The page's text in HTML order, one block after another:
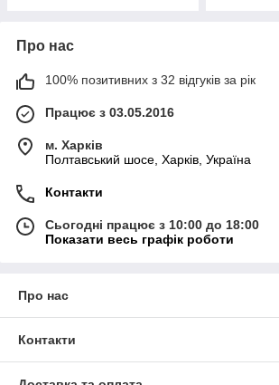
Про нас
100% позитивних з 32 відгуків за рік
Працює з 03.05.2016
м. Харків
Полтавський шосе, Харків, Україна
Контакти
Сьогодні працює з 10:00 до 18:00
Показати весь графік роботи
Про нас
Контакти